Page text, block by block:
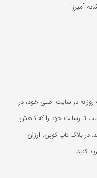
در سایت اصلی خود، در
است تا رسالت خود را که کاهش
در بلاگ تاپ کوپن، ارزان
کنید!